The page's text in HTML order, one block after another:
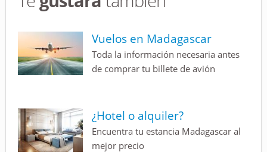
Vuelos en Madagascar
Toda la información necesaria antes
de comprar tu billete de avión
¿Hotel o alquiler?
Encuentra tu estancia Madagascar al
mejor precio